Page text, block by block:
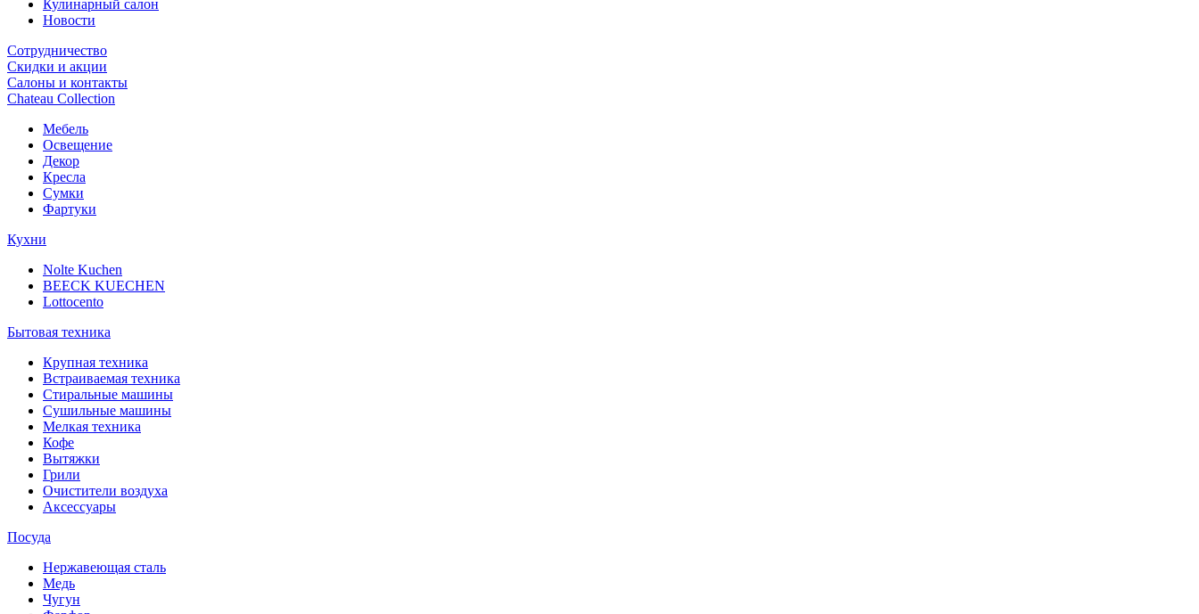
Кулинарный салон
Новости
Сотрудничество
Скидки и акции
Салоны и контакты
Chateau Collection
Мебель
Освещение
Декор
Кресла
Сумки
Фартуки
Кухни
Nolte Kuchen
BEECK KUECHEN
Lottocento
Бытовая техника
Крупная техника
Встраиваемая техника
Стиральные машины
Сушильные машины
Мелкая техника
Кофе
Вытяжки
Грили
Очистители воздуха
Аксессуары
Посуда
Нержавеющая сталь
Медь
Чугун